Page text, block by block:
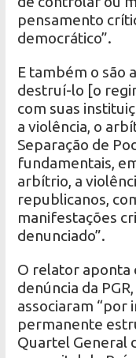
pensamento
democrático”.
E também o são
destruí-lo [o
com suas
a violência, o
Separação de
fundamentais,
arbítrio, a
republicanos,
manifestações
denunciado”.
O relator aponta
denúncia da
associaram “por
permanente
Quartel General